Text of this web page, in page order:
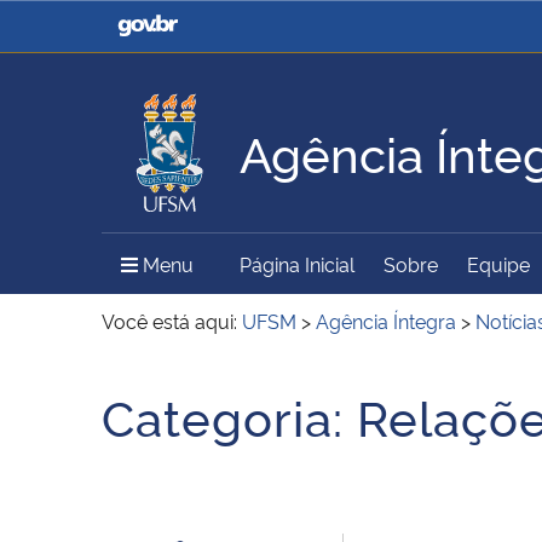
Casa Civil
Ministério da Justiça e
Ministério da Agricultura,
Pecuária e Abastecimento
Ministério da Educação
Ministério do Meio Ambiente Ministério do Turismo
Secretaria de Governo
Gabinete de Segurança
Agência
Menu Menu Principal do Sítio
Página Inicial Sobre Equipe
Você está aqui: UFSM >Agência Íntegra >
Categoria: